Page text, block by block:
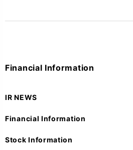
Financial Information
IR NEWS
Financial Information
Stock Information